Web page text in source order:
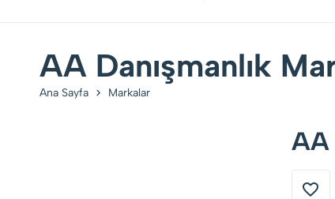
AA Danışmanlık
Ana Sayfa Markalar
AA